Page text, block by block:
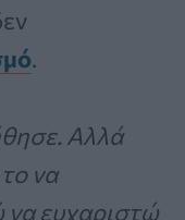
.
Αλλά
να
ευχαριστώ